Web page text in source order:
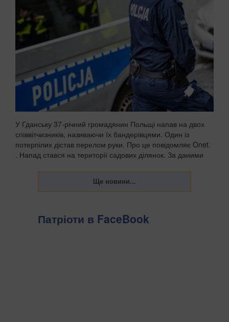
У Гданську 37-річний громадянин Польщі напав на двох
співвітчизників, називаючи їх бандерівцями. Один із
потерпілих дістав перелом руки. Про це повідомляє Onet.
. Напад стався на території садових ділянок. За даними
Патріоти в FaceBook